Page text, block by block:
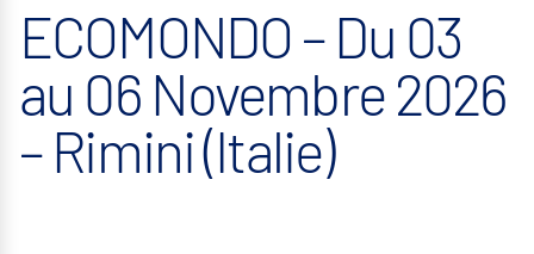
ECOMONDO – Du 03
au 06 Novembre 2026
– Rimini (Italie)